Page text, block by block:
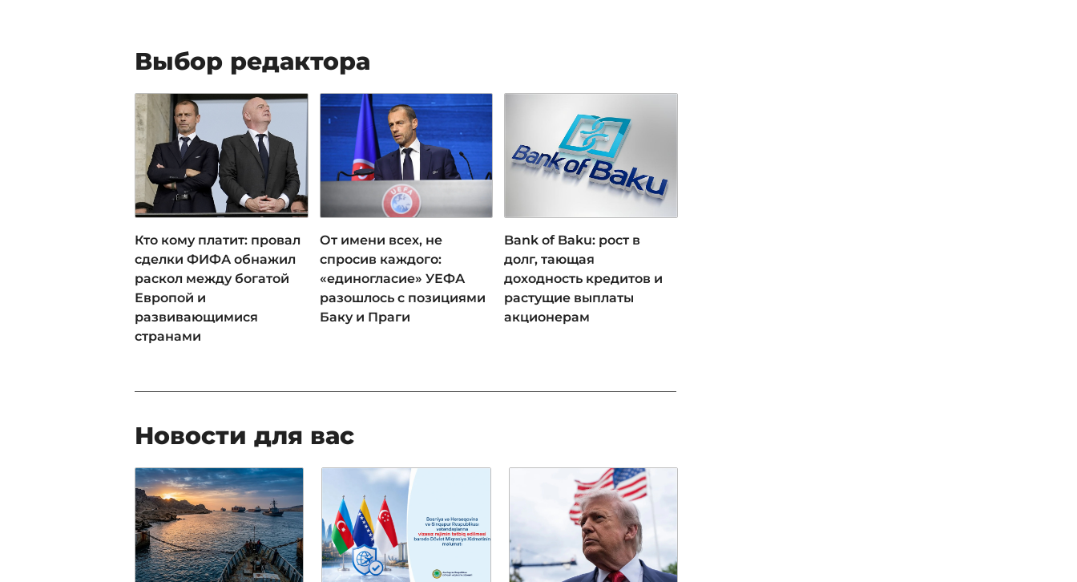
Выбор редактора
Кто кому платит: провал
сделки ФИФА обнажил
раскол между богатой
Европой и
развивающимися
странами
От имени всех, не
спросив каждого:
«единогласие» УЕФА
разошлось с позициями
Баку и Праги
Bank of Baku: рост в
долг, тающая
доходность кредитов и
растущие выплаты
акционерам
Новости для вас